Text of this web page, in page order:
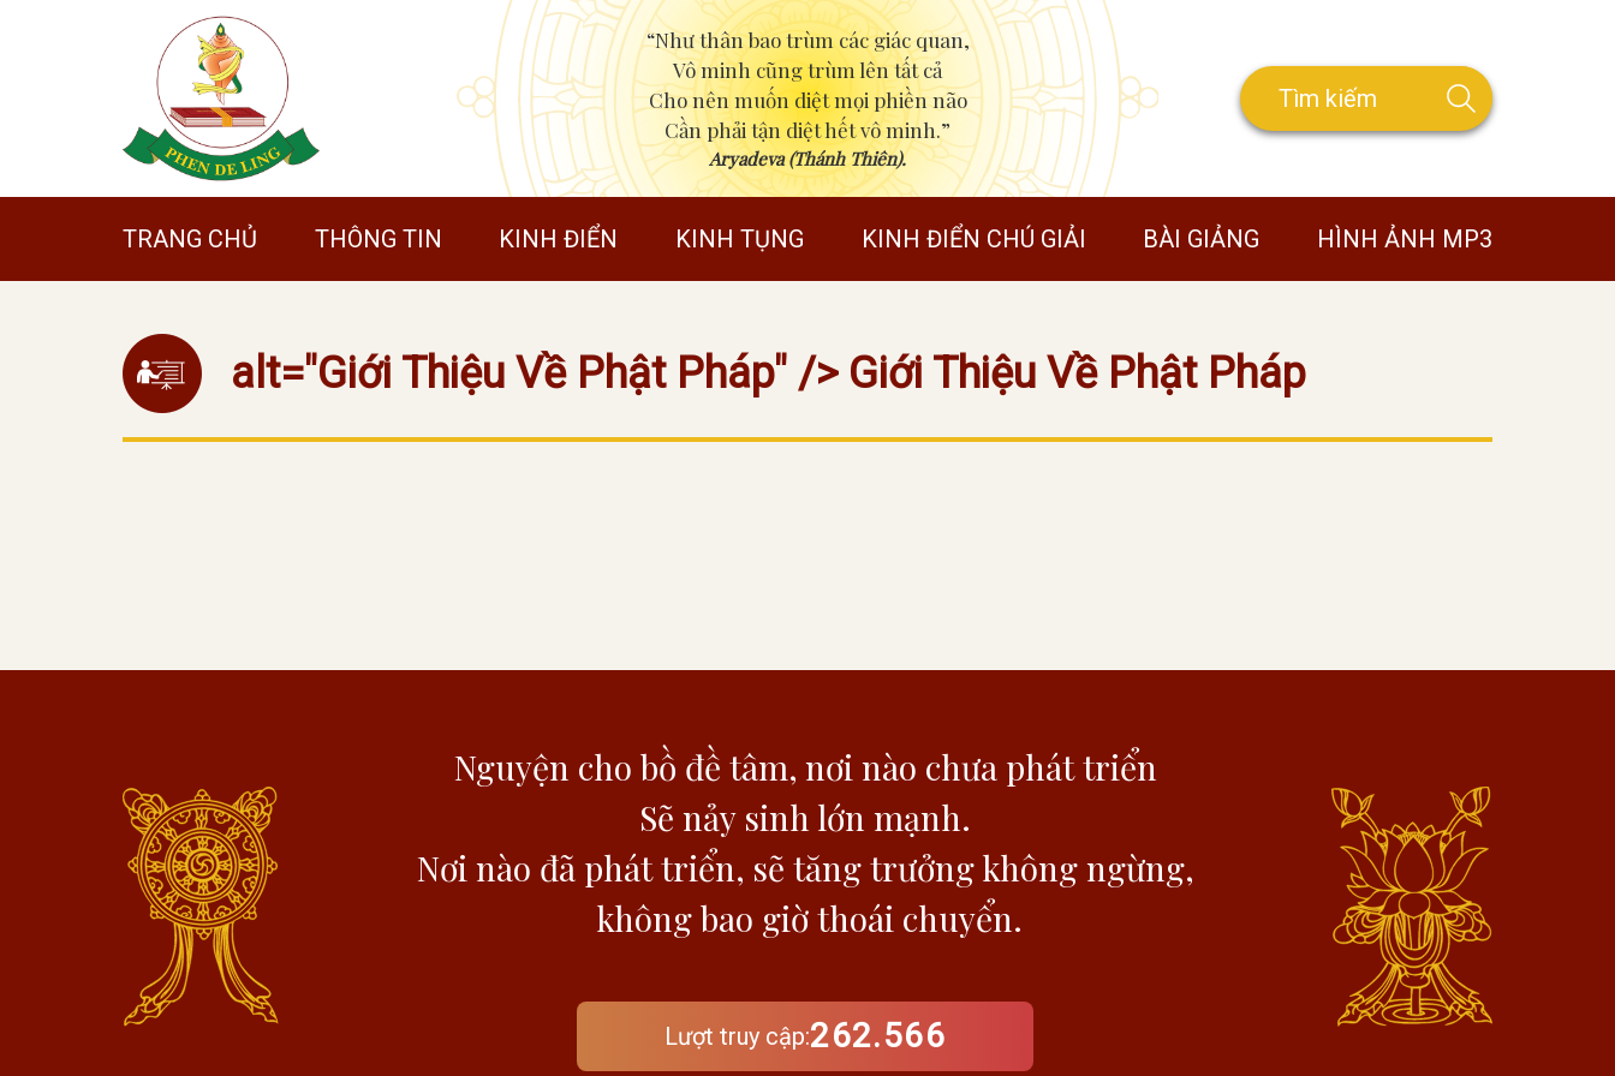
“Như thân bao trùm các giác quan,
Vô minh cũng trùm lên tất cả
Cho nên muốn diệt mọi phiền não
Cần phải tận diệt hết vô minh.”
Aryadeva (Thánh Thiên).
TRANG CHỦ THÔNG TIN KINH ĐIỂN KINH TỤNG KINH ĐIỂN CHÚ GIẢI BÀI GIẢNG HÌNH ẢNH MP3
alt="Giới Thiệu Về Phật Pháp" /> Giới Thiệu Về Phật Pháp
Nguyện cho bồ đề tâm, nơi nào chưa phát triển
Sẽ nảy sinh lớn mạnh.
Nơi nào đã phát triển, sẽ tăng trưởng không ngừng,
không bao giờ thoái chuyển.
Lượt truy cập:262.566